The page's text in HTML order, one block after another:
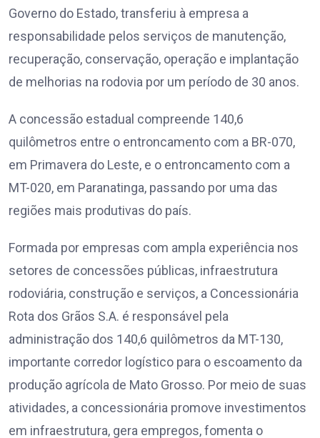
Governo do Estado, transferiu à empresa a
responsabilidade pelos serviços de manutenção,
recuperação, conservação, operação e implantação
de melhorias na rodovia por um período de 30 anos.
A concessão estadual compreende 140,6
quilômetros entre o entroncamento com a BR-070,
em Primavera do Leste, e o entroncamento com a
MT-020, em Paranatinga, passando por uma das
regiões mais produtivas do país.
Formada por empresas com ampla experiência nos
setores de concessões públicas, infraestrutura
rodoviária, construção e serviços, a Concessionária
Rota dos Grãos S.A. é responsável pela
administração dos 140,6 quilômetros da MT-130,
importante corredor logístico para o escoamento da
produção agrícola de Mato Grosso. Por meio de suas
atividades, a concessionária promove investimentos
em infraestrutura, gera empregos, fomenta o